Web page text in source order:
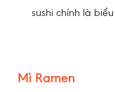
sushi chính là
Mì Ramen